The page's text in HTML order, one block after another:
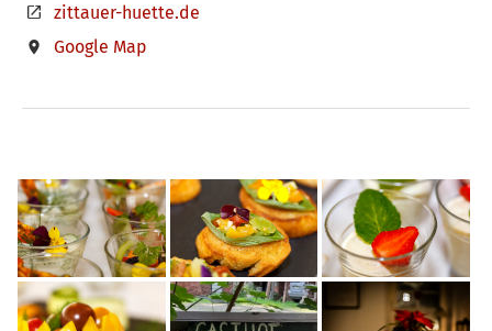
zittauer-huette.de
Google Map